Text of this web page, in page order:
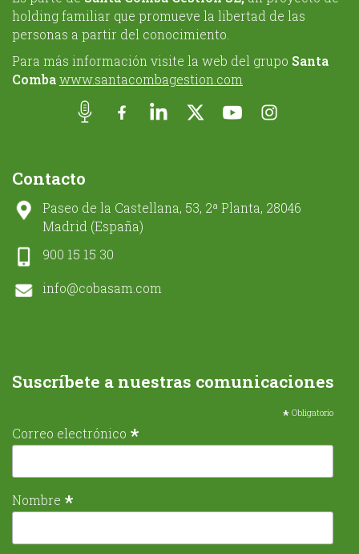
holding familiar que promueve la libertad de las
personas a partir del conocimiento.
Para más información visite la web del grupo Santa
Combawww.santacombagestion.com
Contacto
Paseo de la Castellana, 53, 2ª Planta, 28046
Madrid (España)
900 15 15 30
info@cobasam.com
Suscríbete a nuestras comunicaciones
* Obligatorio
Correo electrónico *
Nombre *